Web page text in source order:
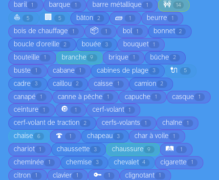
baril 1 barque 1 barre métallique 1 🚧 14
⛵ 5 🏢 5 bâton 2 🧱 1 beurre 1
bois de chauffage 1 📦 1 bol 1 bonnet 2
boucle d'oreille 2 bouée 3 bouquet 1
bouteille 1 branche 9 brique 1 bûche 2
buste 1 cabane 1 cabines de plage 3 🔌 5
cadre 3 caillou 2 caisse 1 camion 2
canapé 1 canne à pêche 1 capuche 1 casque 1
ceinture 1 🔘 1 cerf-volant 1
cerf-volant de traction 2 cerfs-volants 1 chaîne 1
chaise 6 🍄 1 chapeau 3 char à voile 1
chariot 1 chaussette 3 chaussure 9 🛤️ 1
cheminée 1 chemise 3 chevalet 4 cigarette 1
citron 1 clavier 1 🔑 1 clignotant 1